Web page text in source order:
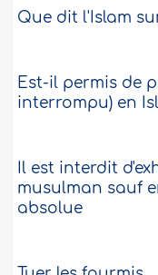
Que dit l'Islam
Est-il permis de
interrompu) en
Il est interdit
musulman sauf
absolue